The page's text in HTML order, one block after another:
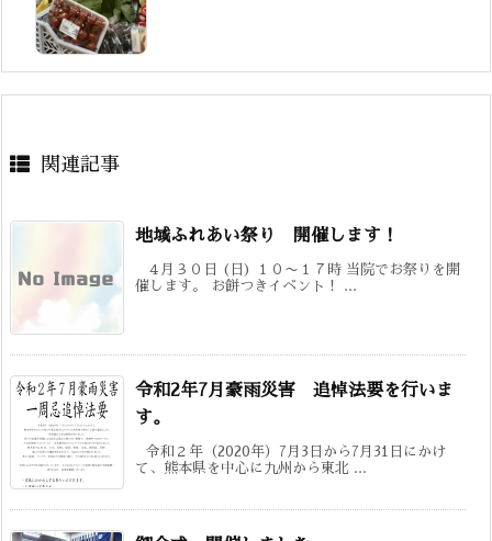
関連記事
地域ふれあい祭り 開催します！
４月３０日 (日) １０〜１７時 当院でお祭りを開
催します。 お餅つきイベント！ ...
令和2年7月豪雨災害 追悼法要を行いま
す。
令和２年（2020年）7月3日から7月31日にかけ
て、熊本県を中心に九州から東北 ...